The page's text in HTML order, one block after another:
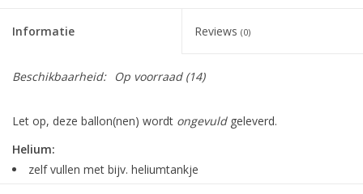
Informatie Reviews (0)
Beschikbaarheid: Op voorraad(14)
Let op, deze ballon(nen) wordt ongevuldgeleverd.
Helium:
zelf vullen met bijv. heliumtankje